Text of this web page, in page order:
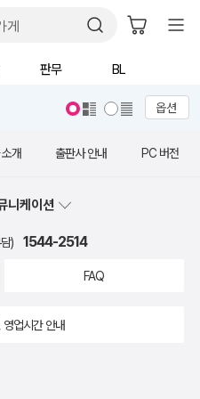
판무 BL
옵션
개 출판사 안내 PC 버전
니케이션
) 1544-2514
FAQ
영업시간 안내